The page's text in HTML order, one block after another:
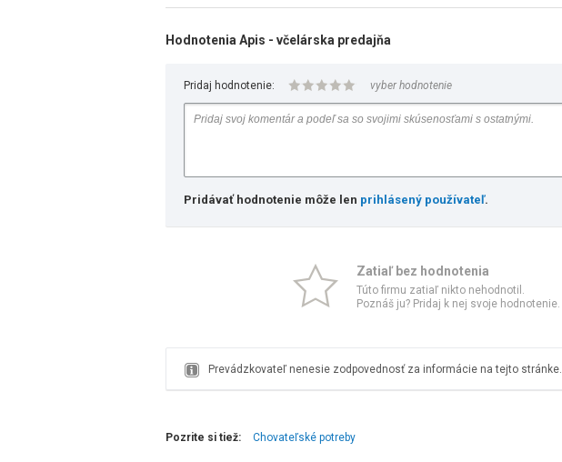
Hodnotenia Apis - včelárska predajňa
Pridaj hodnotenie: vyber hodnotenie
Pridávať hodnotenie môže len prihlásený používateľ.
Zatiaľ bez hodnotenia
Túto firmu zatiaľ nikto nehodnotil.
Poznáš ju? Pridaj k nej svoje hodnotenie.
Prevádzkovateľ nenesie zodpovednosť za informácie na tejto stránke.
Pozrite si tiež: Chovateľské potreby